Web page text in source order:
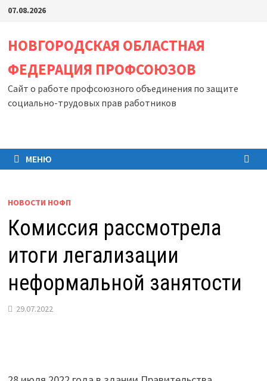
Перейти
содержимому
07.08.2026
НОВГОРОДСКАЯ ОБЛАСТНАЯ
ФЕДЕРАЦИЯ ПРОФСОЮЗОВ
Сайт о работе профсоюзного объединения по защите
социально-трудовых прав работников
МЕНЮ
НОВОСТИ НОФП
Комиссия рассмотрела
итоги легализации
неформальной занятости
29.07.2022